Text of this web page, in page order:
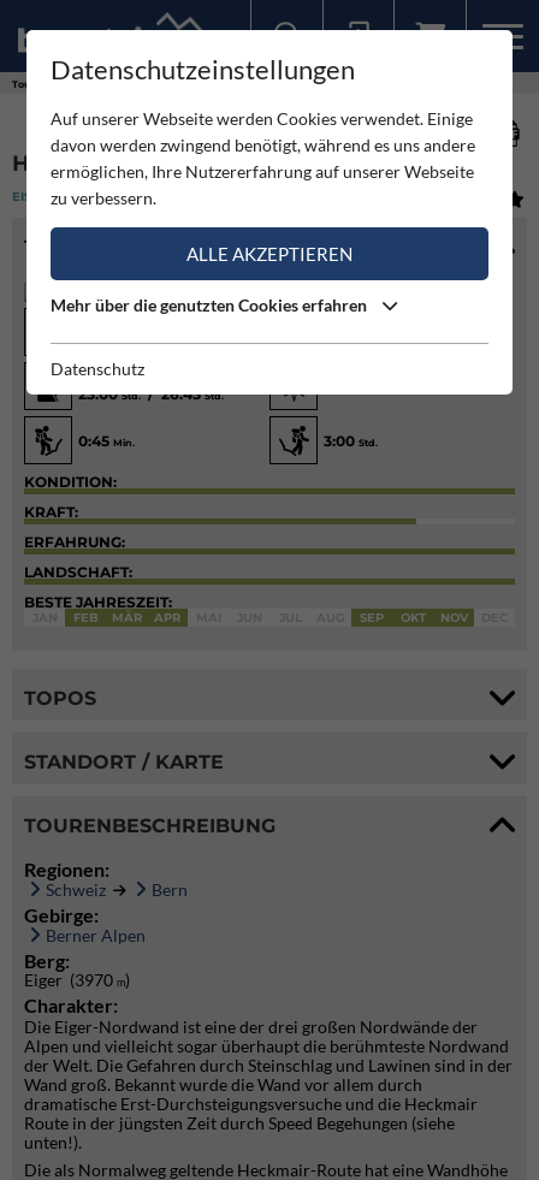
Touren
HECKMAIR-ROUTE EIGER NORDWAND
EISKLETTERN MITTEL
TOURENINFO
3500 / 1800
23:00Std./ 26:45Std.
0:45 Min. 3:00 Std.
KONDITION:
KRAFT:
ERFAHRUNG:
LANDSCHAFT:
BESTE JAHRESZEIT:
FEB MÄR APR SEP OKT NOV
TOPOS
STANDORT / KARTE
TOURENBESCHREIBUNG
Regionen:
Schweiz Bern
Gebirge:
Berner Alpen
Berg:
Eiger (3970 m)
Charakter:
Die Eiger-Nordwand ist eine der drei großen Nordwände der
Alpen und vielleicht sogar überhaupt die berühmteste Nordwand
der Welt. Die Gefahren durch Steinschlag und Lawinen sind in der
Wand groß. Bekannt wurde die Wand vor allem durch
dramatische Erst-Durchsteigungsversuche und die Heckmair
Route in der jüngsten Zeit durch Speed Begehungen (siehe
unten!).
Die als Normalweg geltende Heckmair-Route hat eine Wandhöhe
Datenschutzeinstellungen
Auf unserer Webseite werden Cookies verwendet. Einige
davon werden zwingend benötigt, während es uns andere
ermöglichen, Ihre Nutzererfahrung auf unserer Webseite
zu verbessern.
ALLE AKZEPTIEREN
Mehr über die genutzten Cookies erfahren
Datenschutz